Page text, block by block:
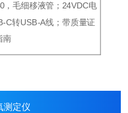
，毛细移液管；24VDC电
C转USB-A线；带质量证
南
测定仪